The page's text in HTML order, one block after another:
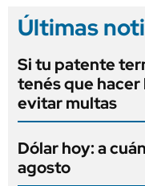
Últimas
Si tu patente
tenés que hacer
evitar multas
Dólar hoy: a
agosto